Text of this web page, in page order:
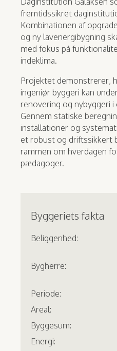
fremtidssikret
Kombinationen af
og ny lavenergibygning
med fokus på
indeklima.
Projektet demonstrerer,
ingeniør byggeri kan
renovering og nybyggeri
Gennem statiske
installationer og
et robust og driftssikkert
rammen om hverdagen
pædagoger.
Byggeriets fakta
Beliggenhed:
Bygherre:
Periode:
Areal:
Byggesum:
Energi: